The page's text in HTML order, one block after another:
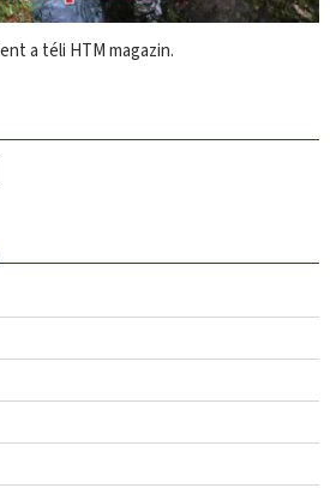
a téli HTM magazin.